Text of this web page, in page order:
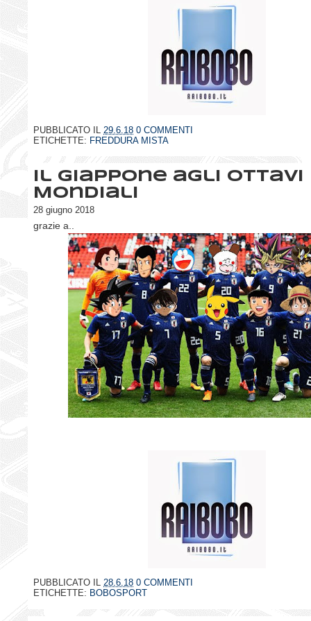
PUBBLICATO IL 29.6.18 0 COMMENTI
ETICHETTE: FREDDURA MISTA
Il Giappone agli ottavi
Mondiali
28 giugno 2018
grazie a..
PUBBLICATO IL 28.6.18 0 COMMENTI
ETICHETTE: BOBOSPORT